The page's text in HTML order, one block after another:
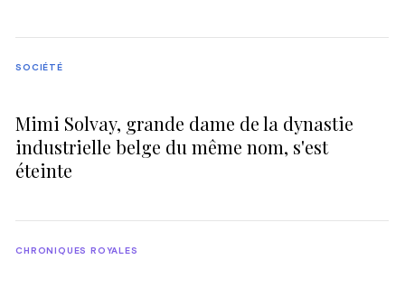
Mimi Solvay, grande dame de la dynastie
industrielle belge du même nom, s'est
éteinte
SOCIÉTÉ
CHRONIQUES ROYALES